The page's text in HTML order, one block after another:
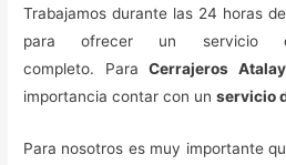
Trabajamos durante las 24 horas
para ofrecer un servicio
completo. ParaCerrajeros
importancia contar con unservicio
Para nosotros es muy importante